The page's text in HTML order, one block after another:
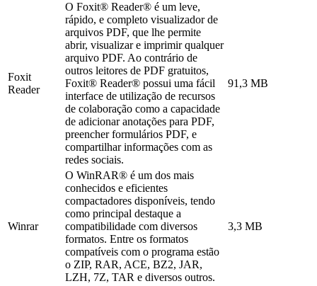
Foxit
Reader
O Foxit® Reader® é um leve,
rápido, e completo visualizador de
arquivos PDF, que lhe permite
abrir, visualizar e imprimir qualquer
arquivo PDF. Ao contrário de
outros leitores de PDF gratuitos,
Foxit® Reader® possui uma fácil
interface de utilização de recursos
de colaboração como a capacidade
de adicionar anotações para PDF,
preencher formulários PDF, e
compartilhar informações com as
redes sociais.
91,3 MB
Winrar
O WinRAR® é um dos mais
conhecidos e eficientes
compactadores disponíveis, tendo
como principal destaque a
compatibilidade com diversos
formatos. Entre os formatos
compatíveis com o programa estão
o ZIP, RAR, ACE, BZ2, JAR,
LZH, 7Z, TAR e diversos outros.
3,3 MB